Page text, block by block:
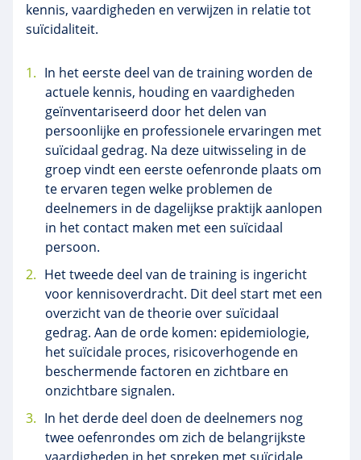
kennis, vaardigheden en verwijzen in relatie tot
suïcidaliteit.
In het eerste deel van de training worden de
actuele kennis, houding en vaardigheden
geïnventariseerd door het delen van
persoonlijke en professionele ervaringen met
suïcidaal gedrag. Na deze uitwisseling in de
groep vindt een eerste oefenronde plaats om
te ervaren tegen welke problemen de
deelnemers in de dagelijkse praktijk aanlopen
in het contact maken met een suïcidaal
persoon.
Het tweede deel van de training is ingericht
voor kennisoverdracht. Dit deel start met een
overzicht van de theorie over suïcidaal
gedrag. Aan de orde komen: epidemiologie,
het suïcidale proces, risicoverhogende en
beschermende factoren en zichtbare en
onzichtbare signalen.
In het derde deel doen de deelnemers nog
twee oefenrondes om zich de belangrijkste